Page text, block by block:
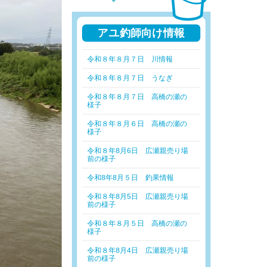
アユ釣師向け情報
令和８年８月７日 川情報
令和８年８月７日 うなぎ
令和８年８月７日 高橋の瀬の
様子
令和８年８月６日 高橋の瀬の
様子
令和８年8月6日 広瀬親売り場
前の様子
令和8年8月５日 釣果情報
令和８年8月5日 広瀬親売り場
前の様子
令和８年８月５日 高橋の瀬の
様子
令和８年8月4日 広瀬親売り場
前の様子